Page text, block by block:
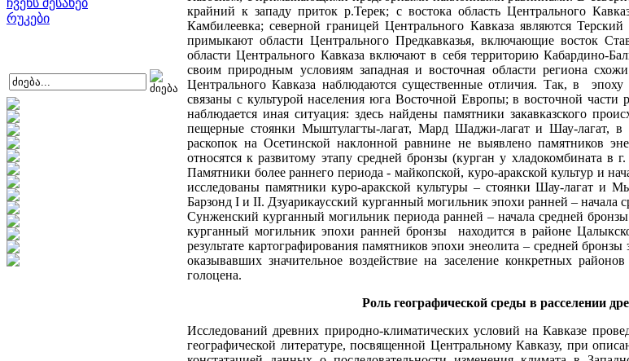
ჩვენს შესახებ
რუკები
крайний к западу приток р.Терек; с востока область Центрального
Камбилеевка; северной границей Центрального Кавказа являются
примыкают области Центрального Предкавказья, включающие восток
области Центрального Кавказа включают в себя территорию Кабардино-
своим природным условиям западная и восточная области региона
Центрального Кавказа наблюдаются существенные отличия. Так, в
связаны с культурой населения юга Восточной Европы; в восточной
наблюдается иная ситуация: здесь найдены памятники закавказского
пещерные стоянки Мыштулагты-лагат, Мард Шаджи-лагат и Шау-лагат, в
раскопок на Осетинской наклонной равнине не выявлено памятников
относятся к развитому этапу средней бронзы (курган у хладокомбината
Памятники более раннего периода - майкопской, куро-аракской культур и
исследованы памятники куро-аракской культуры – стоянки Шау-лагат и
Барзонд I и II. Дзуарикаусский курганный могильник эпохи ранней – начала
Сунженский курганный могильник периода ранней – начала средней
курганный могильник эпохи ранней бронзы находится в районе
результате картографирования памятников эпохи энеолита – средней
оказывавших значительное воздействие на заселение конкретных
голоцена.
Роль географической среды в расселении
Исследований древних природно-климатических условий на Кавказе проведено исключительно мало. Достаточно указать на тот факт, что в специальной географической литературе, посвященной Центральному Кавказу, при описании климата региона в постледниковый период исследователи ограничивались констатацией данных о последовательности изменения климата в Западной Европе; при этом само собой подразумевалось, что подобные процессы происходили и на Центральном Кавказе (В.В. Гурьянов, 1964; А.С. Будун, 1994, А.С. Будун, Х.Х. Макоев, 1996 и др.). Учитывая данные географов и климатологов, археологи имеют возможность с большей обстоятельностью моделировать древние исторические процессы. В этой связи следует отметить обстоятельную работу М.Г. Гаджиева, посвященную изучению древней культуры Дагестана (1991 г.), а также монографическое исследование О.М. Джапаридзе, освещающее древнейшие этапы истории Грузии (1989 г.). Иная картина сложилась в изучении памятников Центрального Кавказа и Предкавказья. Попытка реконструкции происходивших здесь этнокультурных процессов, с учетом природно-климатических факторов, сделана И.М. Чеченовым (И.М. Чеченов, 1984.С.30-33). К сожалению, автор ссылался на все те же общеевропейские данные об эпохальных изменениях климата, без учета местных особенностей. К середине 90-х годов единственным исследованием, посвященным древней истории Центрального Предкавказья, с учетом конкретных палеоклиматических данных. является монография С.Н. Кореневского: на основании серии палинологических анализов, проведенных на Галюгаевском поселении майкопской культуры (степная зона Центрального Предкавказья, на границе с Моздокским районом Северной Осетии), автор реконструирует климатические условия района в древности и их связь с особенностями расселения и экономики древних обществ (С.Н. Кореневский, 1993.С.94-100). В большинстве же случаев археологи либо игнорируют природно-климатический фактор в развитии древних обществ Кавказа, либо относятся к нему чисто формально. Два аспекта такого отношения демонстрируют работы В.А. Сафронова и В.И. Марковина. Так, В.А. Сафронов, исследуя проблемы индоевропейской прародины и вопросы появления первых индоевропейцев на Северном Кавказе, большое внимание уделяет экологии, используя в качестве аргументации присутствие в индоевропейских языках терминов, относящихся к флоре и фауне. Вместе с тем, приводя в качестве доказательства расселения индоевропейцев данные вроде “аргумент осины”, “аргумент дуба”, “аргумент ясеня”, “аргумент грецкого ореха” и др. (В.А. Сафронов, 1983.С.47-55), автор указывает зоны современного распространения этих растений, что существенно сказывается на результатах исследования. Еще более формально относятся к изучению природно-климатического фактора В.И. Марковин и К.Х. Кушнарева. К примеру, во введении к академическому изданию, посвященному эпохе ранней и средней бронзы Кавказа, авторы пишут: “В целом природные условия Кавказа, не претерпевшие кардинальных изменений за длительный период времени, характеризовались теплым и субтропическим климатом…” (К.Х. Кушнарева, В.И. Марковин, 1994С.5). Мотивы подобного утверждения объяснить затруднительно, поскольку современный климат Кавказа описан в учебниках географии, а изучения палеоклимата почти не производилось. Комплекс природных условий, включаемых в понятие “географическая среда”, является необходимым условием существования и жизнедеятельности человеческого общества. К числу таких факторов относятся рельеф, климат, гидрография и др. Любые изменения и колебания природных факторов оказывали значительное влияние на развитие человеческих коллективов в древности. Четвертичный период, на который приходится существование человечества, в целом отличается контрастностью всех природных процессов. Неоднократно происходящие резкие колебания температуры и влажности приводили к чередованию ледниковых и межледниковых эпох в высоких широтах и дождливых и ксеротермических климатов в низких широтах. В период оледенений Кавказ являлся пограничной зоной между сильно охлажденной Русской равниной, в значительной части занятой покровным ледником, и сохранившей более теплый климат Передней Азией. После Вюрмского оледенения последовали потепления, которые сменялись похолоданиями, осложнившимися колебаниями влажности разной амплитуды (Л.С. Берг, 1938). Такая ритмика в природе отражалась также и на ландшафтах Кавказа. Ритмические смены аридных и увлажненных периодов сопровождались перемещениями широтных и вертикальных ландшафтных поясов. Наиболее полно этот процесс изучен на Северо-Восточном Кавказе, где он соответствует ритмам колебаний уровня Каспийского моря (М.Г. Гаджиев, 1991.С.14-16). Однако, в отличие от Дагестана, влияние морей на колебание климата Центрального Кавказа очень незначительно: Черное море отгорожено от региона боковыми хребтами